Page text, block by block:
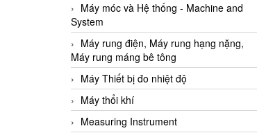
Máy móc và Hệ thống - Machine and
System
Máy rung điện, Máy rung hạng nặng,
Máy rung máng bê tông
Máy Thiết bị đo nhiệt độ
Máy thổi khí
Measuring Instrument